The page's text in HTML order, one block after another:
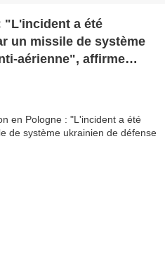
"L'incident a été
un missile de système
aérienne", affirme